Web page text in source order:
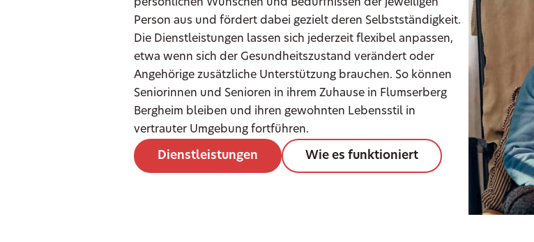
persönlichen Wünschen und Bedürfnissen der jeweiligen
Person aus und fördert dabei gezielt deren Selbstständigkeit.
Die Dienstleistungen lassen sich jederzeit flexibel anpassen,
etwa wenn sich der Gesundheitszustand verändert oder
Angehörige zusätzliche Unterstützung brauchen. So können
Seniorinnen und Senioren in ihrem Zuhause in Flumserberg
Bergheim bleiben und ihren gewohnten Lebensstil in
vertrauter Umgebung fortführen.
Dienstleistungen Wie es funktioniert